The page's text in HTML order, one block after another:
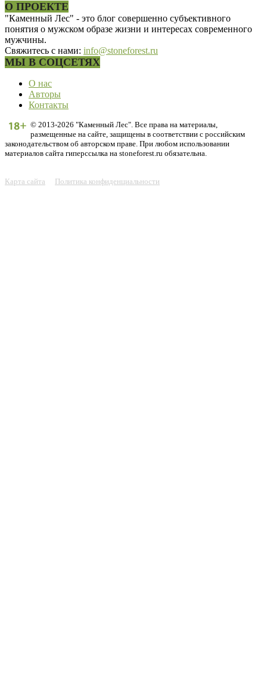
О ПРОЕКТЕ
"Каменный Лес" - это блог совершенно субъективного
понятия о мужском образе жизни и интересах современного
мужчины.
Свяжитесь с нами: info@stoneforest.ru
МЫ В СОЦСЕТЯХ
О нас
Авторы
Контакты
© 2013-2026 "Каменный Лес". Все права на материалы,
размещенные на сайте, защищены в соответствии с российским
законодательством об авторском праве. При любом использовании
материалов сайта гиперссылка на stoneforest.ru обязательна.
Карта сайта Политика конфиденциальности